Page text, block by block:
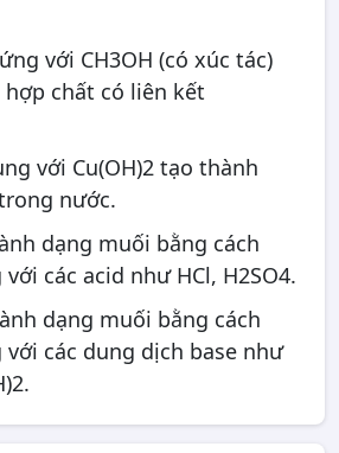
với CH3OH (có xúc tác)
chất có liên kết
với Cu(OH)2 tạo thành
nước.
dạng muối bằng cách
các acid như HCl, H2SO4.
dạng muối bằng cách
với các dung dịch base như